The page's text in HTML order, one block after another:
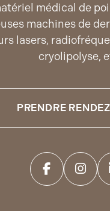
médical de
machines de
lasers,
cryolipolyse,
PRENDRE